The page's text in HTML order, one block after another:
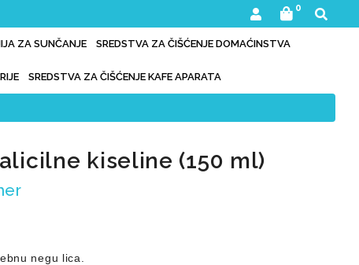
0
ZA SUNČANJE SREDSTVA ZA ČIŠĆENJE DOMAĆINSTVA
SREDSTVA ZA ČIŠĆENJE KAFE APARATA
kiseline (150 ml)
negu lica.